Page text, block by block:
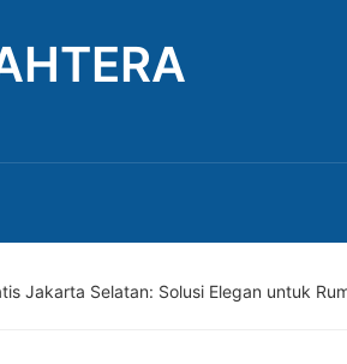
Jakarta Selatan: Solusi Elegan untuk